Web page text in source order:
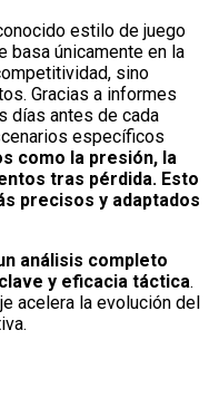
estilo de juego
basa únicamente en la
sino
Gracias a informes
días antes de cada
específicos
como la presión, la
tras pérdida. Esto
precisos y adaptados
análisis completo
y eficacia táctica.
acelera la evolución del